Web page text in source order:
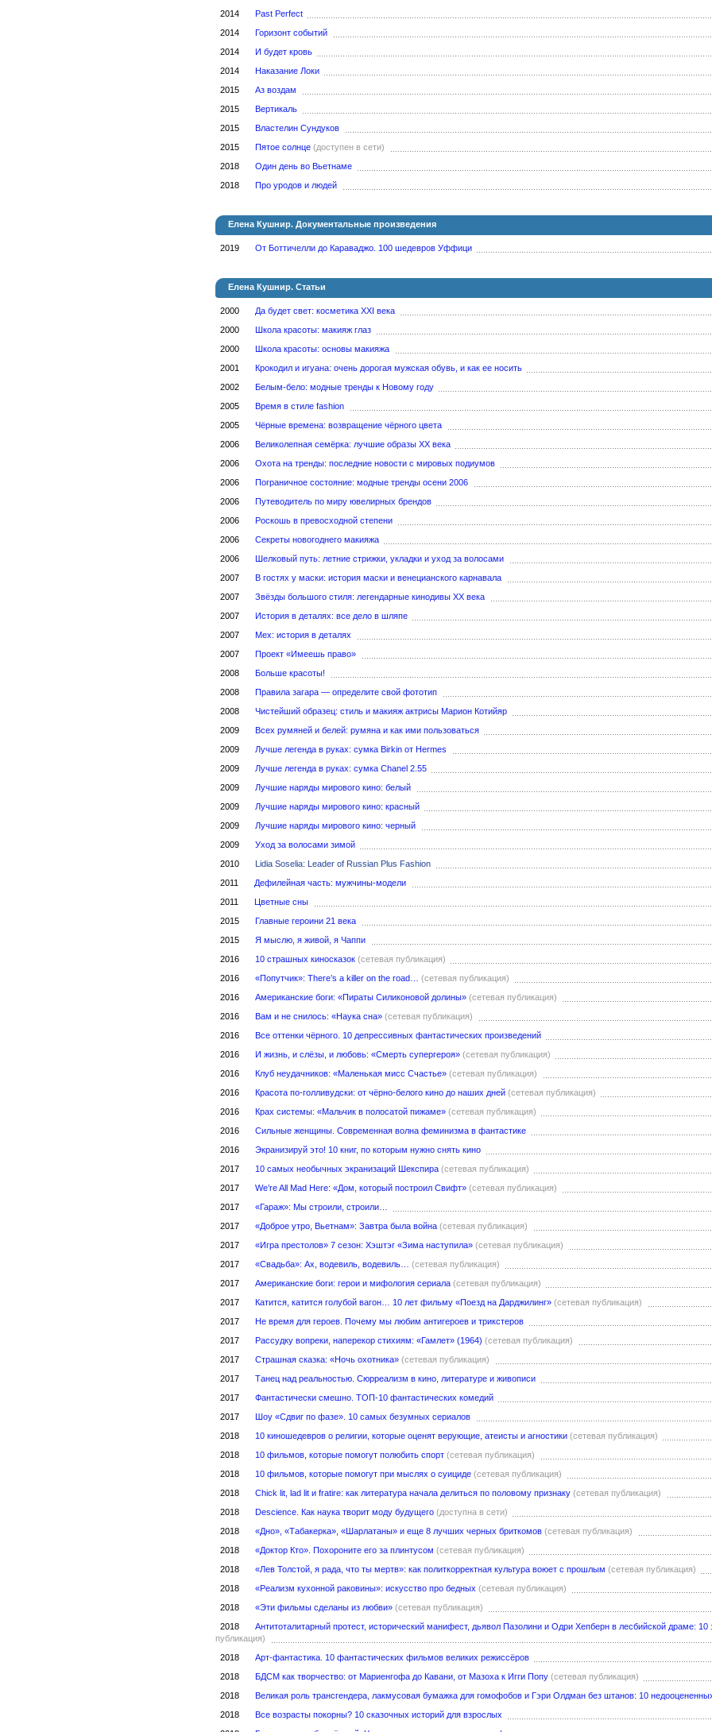
2014
Past Perfect
2014
Горизонт событий
2014
И будет кровь
2014
Наказание Локи
2015
Аз воздам
2015
Вертикаль
2015
Властелин Сундуков
2015
Пятое солнце (доступен в сети)
2018
Один день во Вьетнаме
2018
Про уродов и людей
Елена Кушнир. Документальные произведения
2019 От Боттичелли до Караваджо. 100 шедевров Уффици
Елена Кушнир. Статьи
2000 Да будет свет: косметика XXI века
2000
Школа красоты: макияж глаз
2000
Школа красоты: основы макияжа
2001
Крокодил и игуана: очень дорогая мужская обувь, и как ее носить
2002
Белым-бело: модные тренды к Новому году
2005
Время в стиле fashion
2005
Чёрные времена: возвращение чёрного цвета
2006
Великолепная семёрка: лучшие образы XX века
2006
Охота на тренды: последние новости с мировых подиумов
2006
Пограничное состояние: модные тренды осени 2006
2006
Путеводитель по миру ювелирных брендов
2006
Роскошь в превосходной степени
2006
Секреты новогоднего макияжа
2006
Шелковый путь: летние стрижки, укладки и уход за волосами
2007
В гостях у маски: история маски и венецианского карнавала
2007
Звёзды большого стиля: легендарные кинодивы XX века
2007
История в деталях: все дело в шляпе
2007
Мех: история в деталях
2007
Проект «Имеешь право»
2008
Больше красоты!
2008
Правила загара — определите свой фототип
2008
Чистейший образец: стиль и макияж актрисы Марион Котийяр
2009
Всех румяней и белей: румяна и как ими пользоваться
2009
Лучше легенда в руках: сумка Birkin от Hermes
2009
Лучше легенда в руках: сумка Chanel 2.55
2009
Лучшие наряды мирового кино: белый
2009
Лучшие наряды мирового кино: красный
2009
Лучшие наряды мирового кино: черный
2009
Уход за волосами зимой
2010
Lidia Soselia: Leader of Russian Plus Fashion
2011
Дефилейная часть: мужчины-модели
2011
Цветные сны
2015
Главные героини 21 века
2015
Я мыслю, я живой, я Чаппи
2016
10 страшных киносказок (сетевая публикация)
2016
«Попутчик»: There’s a killer on the road… (сетевая публикация)
2016
Американские боги: «Пираты Силиконовой долины» (сетевая публикация)
2016
Вам и не снилось: «Наука сна» (сетевая публикация)
2016
Все оттенки чёрного. 10 депрессивных фантастических произведений
2016
И жизнь, и слёзы, и любовь: «Смерть супергероя» (сетевая публикация)
2016
Клуб неудачников: «Маленькая мисс Счастье» (сетевая публикация)
2016
Красота по-голливудски: от чёрно-белого кино до наших дней (сетевая публикация)
2016
Крах системы: «Мальчик в полосатой пижаме» (сетевая публикация)
2016
Сильные женщины. Современная волна феминизма в фантастике
2016
Экранизируй это! 10 книг, по которым нужно снять кино
2017
10 самых необычных экранизаций Шекспира (сетевая публикация)
2017
We’re All Mad Here: «Дом, который построил Свифт» (сетевая публикация)
2017
«Гараж»: Мы строили, строили…
2017
«Доброе утро, Вьетнам»: Завтра была война (сетевая публикация)
2017
«Игра престолов» 7 сезон: Хэштэг «Зима наступила» (сетевая публикация)
2017
«Свадьба»: Ах, водевиль, водевиль… (сетевая публикация)
2017
Американские боги: герои и мифология сериала (сетевая публикация)
2017
Катится, катится голубой вагон… 10 лет фильму «Поезд на Дарджилинг» (сетевая публикация)
2017
Не время для героев. Почему мы любим антигероев и трикстеров
2017
Рассудку вопреки, наперекор стихиям: «Гамлет» (1964) (сетевая публикация)
2017
Страшная сказка: «Ночь охотника» (сетевая публикация)
2017
Танец над реальностью. Сюрреализм в кино, литературе и живописи
2017
Фантастически смешно. ТОП-10 фантастических комедий
2017
Шоу «Сдвиг по фазе». 10 самых безумных сериалов
2018
10 киношедевров о религии, которые оценят верующие, атеисты и агностики (сетевая публикация)
2018
10 фильмов, которые помогут полюбить спорт (сетевая публикация)
2018
10 фильмов, которые помогут при мыслях о суициде (сетевая публикация)
2018
Chick lit, lad lit и fratire: как литература начала делиться по половому признаку (сетевая публикация)
2018
Descience. Как наука творит моду будущего (доступна в сети)
2018
«Дно», «Табакерка», «Шарлатаны» и еще 8 лучших черных бриткомов (сетевая публикация)
2018
«Доктор Кто». Похороните его за плинтусом (сетевая публикация)
2018
«Лев Толстой, я рада, что ты мертв»: как политкорректная культура воюет с прошлым (сетевая публикация)
2018
«Реализм кухонной раковины»: искусство про бедных (сетевая публикация)
2018
«Эти фильмы сделаны из любви» (сетевая публикация)
2018
Антитоталитарный протест, исторический манифест, дьявол Пазолини и Одри Хепберн в лесбийской драме:
публикация)
2018
Арт-фантастика. 10 фантастических фильмов великих режиссёров
2018
БДСМ как творчество: от Мариенгофа до Кавани, от Мазоха к Игги Попу (сетевая публикация)
2018
Великая роль трансгендера, лакмусовая бумажка для гомофобов и Гэри Олдман без штанов: 10
2018
Все возрасты покорны? 10 сказочных историй для взрослых